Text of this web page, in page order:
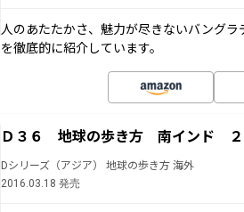
人のあたたかさ、魅力が尽きないバング
を徹底的に紹介しています。
Ｄ３６ 地球の歩き方 南インド ２
Dシリーズ（アジア） 地球の歩き方 海外
2016.03.18 発売